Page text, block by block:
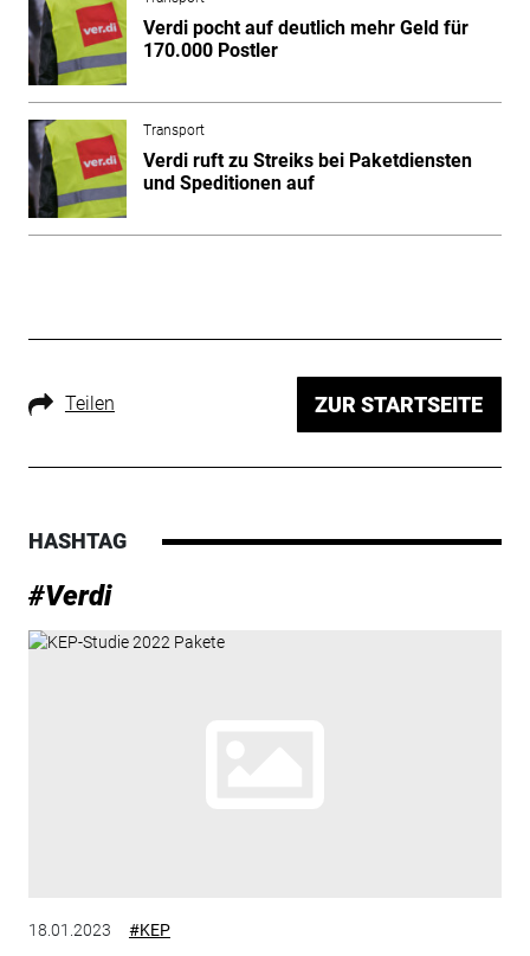
Verdi pocht auf deutlich mehr Geld für
170.000 Postler
Transport
Verdi ruft zu Streiks bei Paketdiensten
und Speditionen auf
Teilen ZUR STARTSEITE
HASHTAG
#Verdi
18.01.2023 #KEP